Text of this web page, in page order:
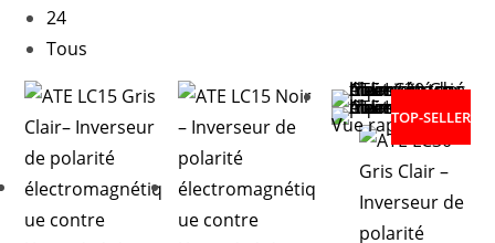
24
Tous
Vue rapideTOP-SELLER